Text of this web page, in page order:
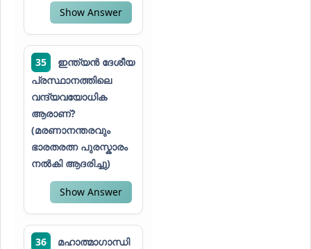
Show Answer
35
ഇന്ത്യൻ ദേശീയ
പ്രസ്ഥാനത്തിലെ
വന്ദ്യവയോധിക
ആരാണ്?
(മരണാനന്തരവും
ഭാരതരത്ന പുരസ്കാരം
നൽകി ആദരിച്ചു)
Show Answer
36
മഹാത്മാഗാന്ധി